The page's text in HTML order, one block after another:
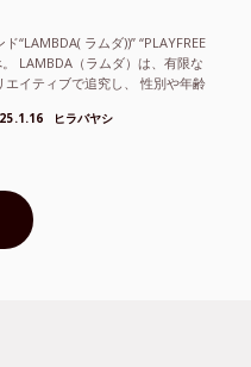
“LAMBDA( ラムダ))” “PLAYFREE
LAMBDA（ラムダ）は、有限な
エイティブで追究し、 性別や年齢
ヒラバヤシ